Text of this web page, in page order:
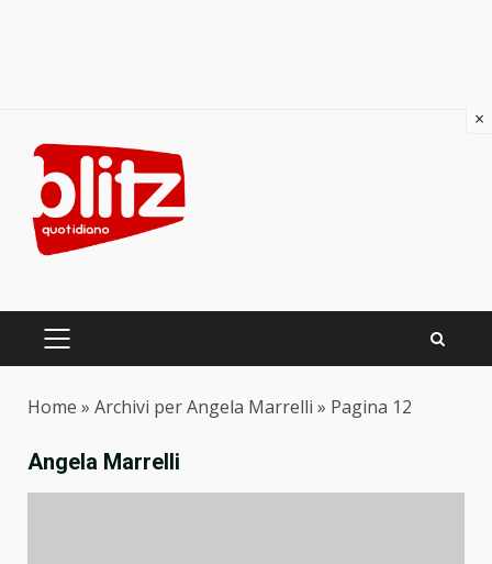
content
PRIMARY
Home » Archivi per Angela Marrelli » Pagina 12
Angela Marrelli
×